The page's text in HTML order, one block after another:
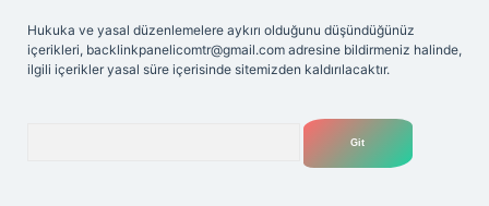
Hukuka ve yasal düzenlemelere aykırı olduğunu düşündüğünüz
içerikleri, backlinkpanelicomtr@gmail.com adresine bildirmeniz halinde,
ilgili içerikler yasal süre içerisinde sitemizden kaldırılacaktır.